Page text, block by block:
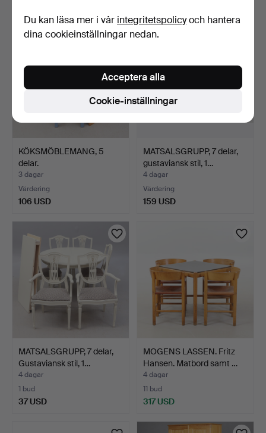
KÖKSMÖBLEMANG, 5
delar.
3 dagar
Värdering
106 USD
MATSALSGRUPP, 7 delar,
gustaviansk stil, 1…
4 dagar
Värdering
159 USD
MATSALSGRUPP, 7 delar,
Gustaviansk stil, 1…
4 dagar
1 bud
37 USD
MOGENS LASSEN. Fritz
Hansen. Matbord samt …
4 dagar
11 bud
317 USD
Du kan läsa mer i vår integritetspolicyoch hantera
dina cookieinställningar nedan.
Cookie-inställningar
Acceptera alla